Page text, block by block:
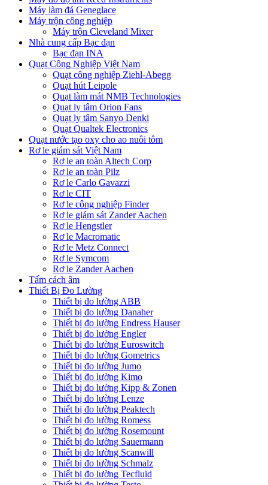
Máy làm đá Geneglace
Máy trộn công nghiệp
Máy trộn Cleveland Mixer
Nhà cung cấp Bạc đạn
Bạc đạn INA
Quạt Công Nghiệp Việt Nam
Quạt công nghiệp Ziehl-Abegg
Quạt hút Leipole
Quạt làm mát NMB Technologies
Quạt ly tâm Orion Fans
Quạt ly tâm Sanyo Denki
Quạt Qualtek Electronics
Quạt nước tạo oxy cho ao nuôi tôm
Rơ le giám sát Việt Nam
Rơ le an toàn Altech Corp
Rơ le an toàn Pilz
Rơ le Carlo Gavazzi
Rơ le CIT
Rơ le công nghiệp Finder
Rơ le giám sát Zander Aachen
Rơ le Hengstler
Rơ le Macromatic
Rơ le Metz Connect
Rơ le Symcom
Rơ le Zander Aachen
Tấm cách âm
Thiết Bị Đo Lường
Thiết bị đo lường ABB
Thiết bị đo lường Danaher
Thiết bị đo lường Endress Hauser
Thiết bị đo lường Engler
Thiết bị đo lường Euroswitch
Thiết bị đo lường Gometrics
Thiết bị đo lường Jumo
Thiết bị đo lường Kimo
Thiết bị đo lường Kipp & Zonen
Thiết bị đo lường Lenze
Thiết bị đo lường Peaktech
Thiết bị đo lường Romess
Thiết bị đo lường Rosemount
Thiết bị đo lường Sauermann
Thiết bị đo lường Scanwill
Thiết bị đo lường Schmalz
Thiết bị đo lường Tecfluid